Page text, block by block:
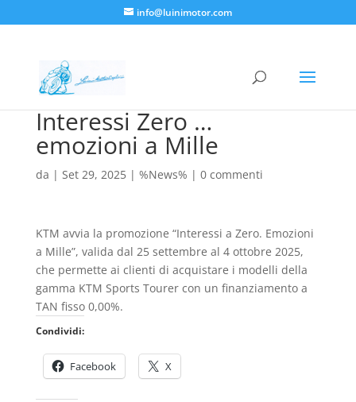
info@luinimotor.com
Interessi Zero …
emozioni a Mille
da | Set 29, 2025| %News% | 0 commenti
KTM avvia la promozione “Interessi a Zero. Emozioni
a Mille”, valida dal 25 settembre al 4 ottobre 2025,
che permette ai clienti di acquistare i modelli della
gamma KTM Sports Tourer con un finanziamento a
TAN fisso 0,00%.
Condividi:
Facebook X